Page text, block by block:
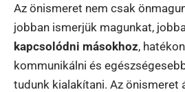
Az önismeret nem csak
jobban ismerjük magunkat,
kapcsolódni másokhoz,
kommunikálni és
tudunk kialakítani. Az önismeret